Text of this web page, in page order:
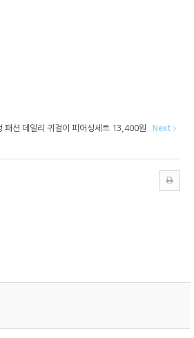
션 데일리 귀걸이 피어싱세트 13,400원 Next